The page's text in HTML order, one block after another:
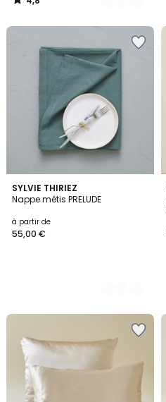
/
SYLVIE THIRIEZ
Nappe métis PRELUDE
à partir de
55,00 €
3
Couleurs